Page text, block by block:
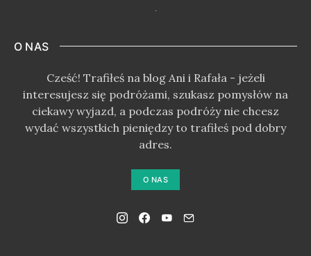
O NAS
Cześć! Trafiłeś na blog Ani i Rafała - jeżeli
interesujesz się podróżami, szukasz pomysłów na
ciekawy wyjazd, a podczas podróży nie chcesz
wydać wszystkich pieniędzy to trafiłeś pod dobry
adres.
O NAS